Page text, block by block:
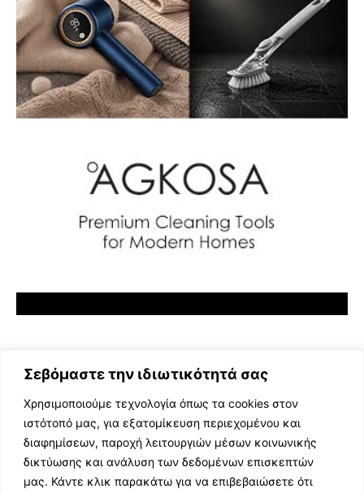
Σεβόμαστε την ιδιωτικότητά σας
Χρησιμοποιούμε τεχνολογία όπως τα cookies στον
ιστότοπό μας, για εξατομίκευση περιεχομένου και
διαφημίσεων, παροχή λειτουργιών μέσων κοινωνικής
δικτύωσης και ανάλυση των δεδομένων επισκεπτών
μας. Κάντε κλικ παρακάτω για να επιβεβαιώσετε ότι
ΕΛΛΗΝΙΚΗ ΜΟΥΣΙΚΗ
TV SHOWS